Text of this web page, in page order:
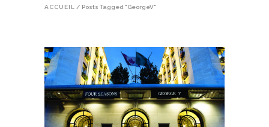
ACCUEIL / Posts Tagged "GeorgeV"